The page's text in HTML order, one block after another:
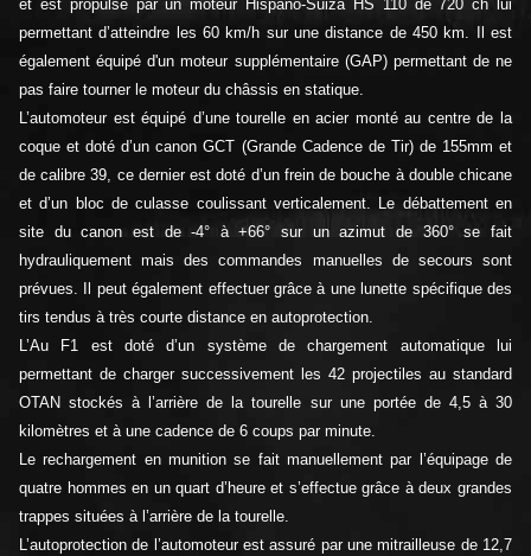
et est propulsé par un moteur Hispano-Suiza HS 110 de 720 ch lui
permettant d’atteindre les 60 km/h sur une distance de 450 km. Il est
également équipé d'un moteur supplémentaire (GAP) permettant de ne
pas faire tourner le moteur du châssis en statique.
L’automoteur est équipé d’une tourelle en acier monté au centre de la
coque et doté d’un canon GCT (Grande Cadence de Tir) de 155mm et
de calibre 39, ce dernier est doté d’un frein de bouche à double chicane
et d’un bloc de culasse coulissant verticalement. Le débattement en
site du canon est de -4° à +66° sur un azimut de 360° se fait
hydrauliquement mais des commandes manuelles de secours sont
prévues. Il peut également effectuer grâce à une lunette spécifique des
tirs tendus à très courte distance en autoprotection.
L’Au F1 est doté d’un système de chargement automatique lui
permettant de charger successivement les 42 projectiles au standard
OTAN stockés à l’arrière de la tourelle sur une portée de 4,5 à 30
kilomètres et à une cadence de 6 coups par minute.
Le rechargement en munition se fait manuellement par l’équipage de
quatre hommes en un quart d’heure et s’effectue grâce à deux grandes
trappes situées à l’arrière de la tourelle.
L’autoprotection de l’automoteur est assuré par une mitrailleuse de 12,7